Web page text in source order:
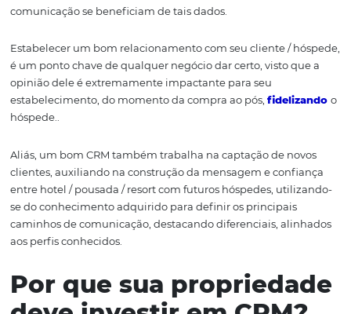
datas, locais, tipos de acomodação, refeição, etc.
Reunindo e integrando todos esses dados, ele
maior compreensão sobre o hóspede (você começa a
“persona”), preparando e atualizando melhor sua
todos os dados importantes para conseguirem oferecer
experiência aos hóspedes.
O CRM e a fidelização
clientes
Todo o processo de vendas e a jornada de compra do